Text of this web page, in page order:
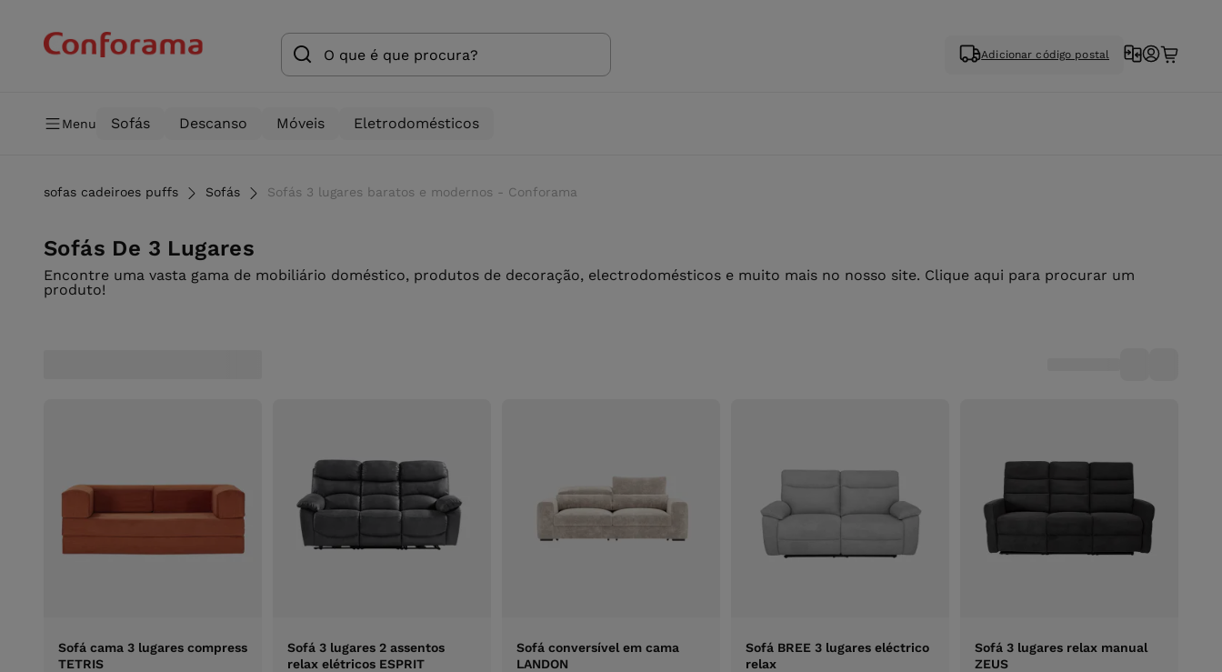
Adicionar código postal
Menu Sofás Descanso Móveis Eletrodomésticos
sofas cadeiroes puffs Sofás Sofás 3 lugares baratos e modernos - Conforama
Sofás De 3 Lugares
Encontre uma vasta gama de mobiliário doméstico, produtos de decoração, electrodomésticos e muito mais no nosso site. Clique aqui para procurar um
produto!
Sofá cama 3 lugares compress
TETRIS
Sofá 3 lugares 2 assentos
relax elétricos ESPRIT
Sofá conversível em cama
LANDON
Sofá BREE 3 lugares eléctrico
relax
Sofá 3 lugares relax manual
ZEUS